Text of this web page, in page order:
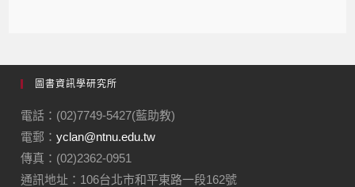
圖書資訊學研究所
電話：(02)7749-5427(藍助教)
電郵：yclan@ntnu.edu.tw
傳真：(02)2362-0951
通訊地址：106台北市和平東路一段162號